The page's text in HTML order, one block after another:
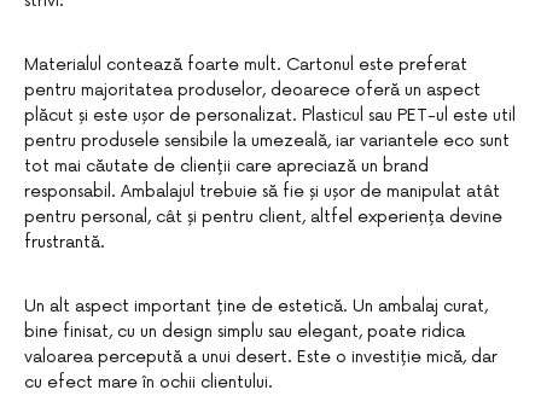
Materialul contează foarte mult. Cartonul este preferat
pentru majoritatea produselor, deoarece oferă un aspect
plăcut și este ușor de personalizat. Plasticul sau PET-ul este util
pentru produsele sensibile la umezeală, iar variantele eco sunt
tot mai căutate de clienții care apreciază un brand
responsabil. Ambalajul trebuie să fie și ușor de manipulat atât
pentru personal, cât și pentru client, altfel experiența devine
frustrantă.
Un alt aspect important ține de estetică. Un ambalaj curat,
bine finisat, cu un design simplu sau elegant, poate ridica
valoarea percepută a unui desert. Este o investiție mică, dar
cu efect mare în ochii clientului.